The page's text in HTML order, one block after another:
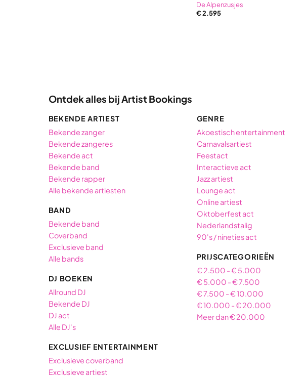
De Alpenzusjes
€2.595
Ontdek alles bij Artist Bookings
BEKENDE ARTIEST
Bekende zanger
Bekende zangeres
Bekende act
Bekende band
Bekende rapper
Alle bekende artiesten
BAND
Bekende band
Coverband
Exclusieve band
Alle bands
DJ BOEKEN
Allround DJ
Bekende DJ
DJ act
Alle DJ's
EXCLUSIEF ENTERTAINMENT
Exclusieve coverband
Exclusieve artiest
GENRE
Akoestisch entertainment
Carnavalsartiest
Feestact
Interactieve act
Jazz artiest
Lounge act
Online artiest
Oktoberfest act
Nederlandstalig
90's / nineties act
PRIJSCATEGORIEËN
€ 2.500 - € 5.000
€ 5.000 - € 7.500
€ 7.500 - € 10.000
€ 10.000 - € 20.000
Meer dan € 20.000